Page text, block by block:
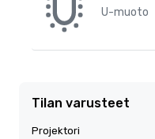
U-muoto
Tilan varusteet
Projektori